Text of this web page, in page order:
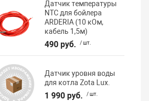
Датчик температуры
NTC для бойлера
ARDERIA (10 кОм,
кабель 1,5м)
490 руб. / шт.
Датчик уровня воды
для котла Zota Lux.
1 990 руб. / шт.